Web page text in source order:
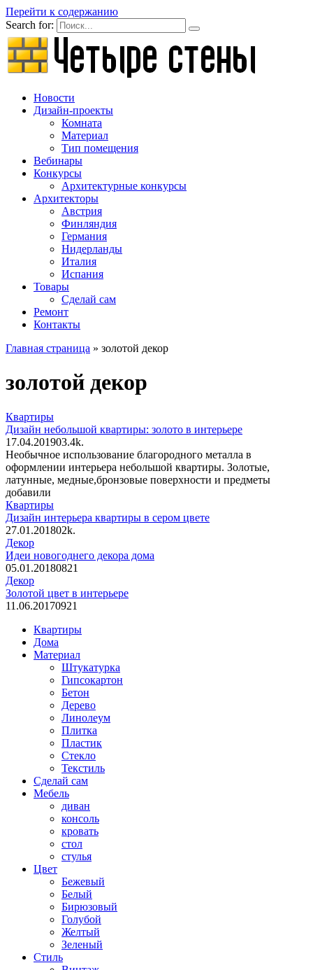
Перейти к содержанию
Search for:
Новости
Дизайн-проекты
Комната
Материал
Тип помещения
Вебинары
Конкурсы
Архитектурные конкурсы
Архитекторы
Австрия
Финляндия
Германия
Нидерланды
Италия
Испания
Товары
Сделай сам
Ремонт
Контакты
Главная страница » золотой декор
золотой декор
Квартиры
Дизайн небольшой квартиры: золото в интерьере
17.04.201903.4k.
Необычное использование благородного металла в
оформлении интерьера небольшой квартиры. Золотые,
латунные, медные,бронзовые поверхности и предметы
добавили
Квартиры
Дизайн интерьера квартиры в сером цвете
27.01.201802k.
Декор
Идеи новогоднего декора дома
05.01.20180821
Декор
Золотой цвет в интерьере
11.06.20170921
Квартиры
Дома
Материал
Штукатурка
Гипсокартон
Бетон
Дерево
Линолеум
Плитка
Пластик
Стекло
Текстиль
Сделай сам
Мебель
диван
консоль
кровать
стол
стулья
Цвет
Бежевый
Белый
Бирюзовый
Голубой
Желтый
Зеленый
Стиль